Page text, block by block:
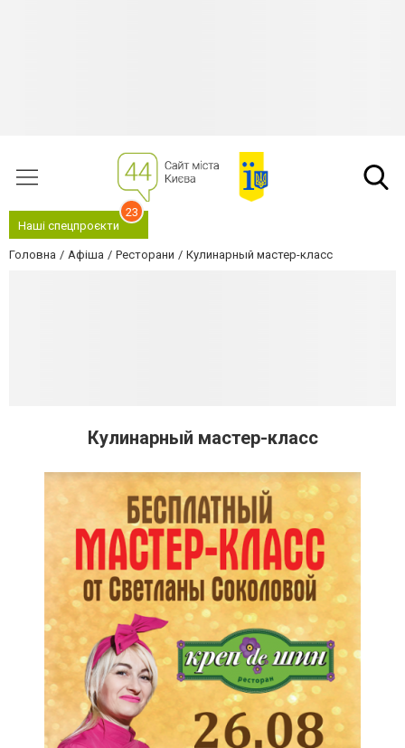
Наші спецпроєкти
23
Головна Афіша Ресторани Кулинарный мастер-класс
Кулинарный мастер-класс